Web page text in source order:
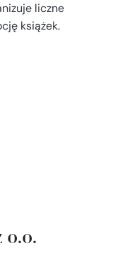
liczne
książek.
O.O.